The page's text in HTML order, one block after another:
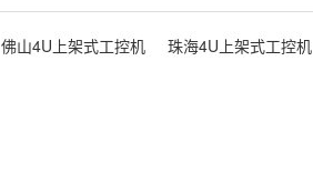
佛山4U上架式工控机 珠海4U上架式工控机